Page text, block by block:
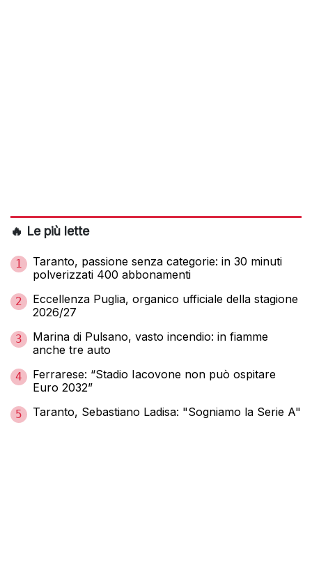
🔥 Le più lette
1
Taranto, passione senza categorie: in 30 minuti
polverizzati 400 abbonamenti
2
Eccellenza Puglia, organico ufficiale della stagione
2026/27
3
Marina di Pulsano, vasto incendio: in fiamme
anche tre auto
4
Ferrarese: “Stadio Iacovone non può ospitare
Euro 2032”
5 Taranto, Sebastiano Ladisa: "Sogniamo la Serie A"